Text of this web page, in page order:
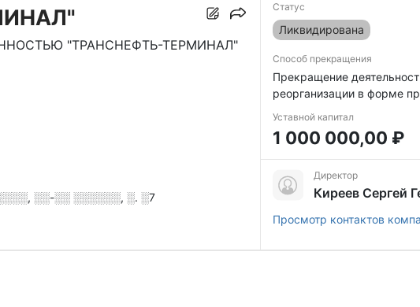
"ТРАНСНЕФТЬ-ТЕРМИНАЛ"
░░-░░ ░░░░░░, ░. ░7
Статус
Ликвидирована
Способ прекращения
Прекращение
реорганизации в форме
Уставной капитал
1 000 000,00 ₽
Директор
Киреев Сергей
Просмотр контактов